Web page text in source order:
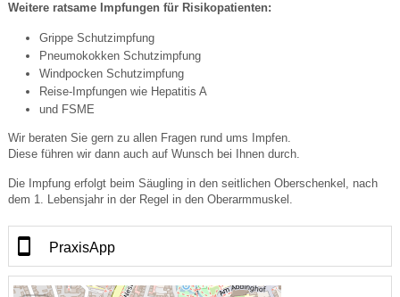
Weitere ratsame Impfungen für Risikopatienten:
Grippe Schutzimpfung
Pneumokokken Schutzimpfung
Windpocken Schutzimpfung
Reise-Impfungen wie Hepatitis A
und FSME
Wir beraten Sie gern zu allen Fragen rund ums Impfen.
Diese führen wir dann auch auf Wunsch bei Ihnen durch.
Die Impfung erfolgt beim Säugling in den seitlichen Oberschenkel, nach
dem 1. Lebensjahr in der Regel in den Oberarmmuskel.
PraxisApp